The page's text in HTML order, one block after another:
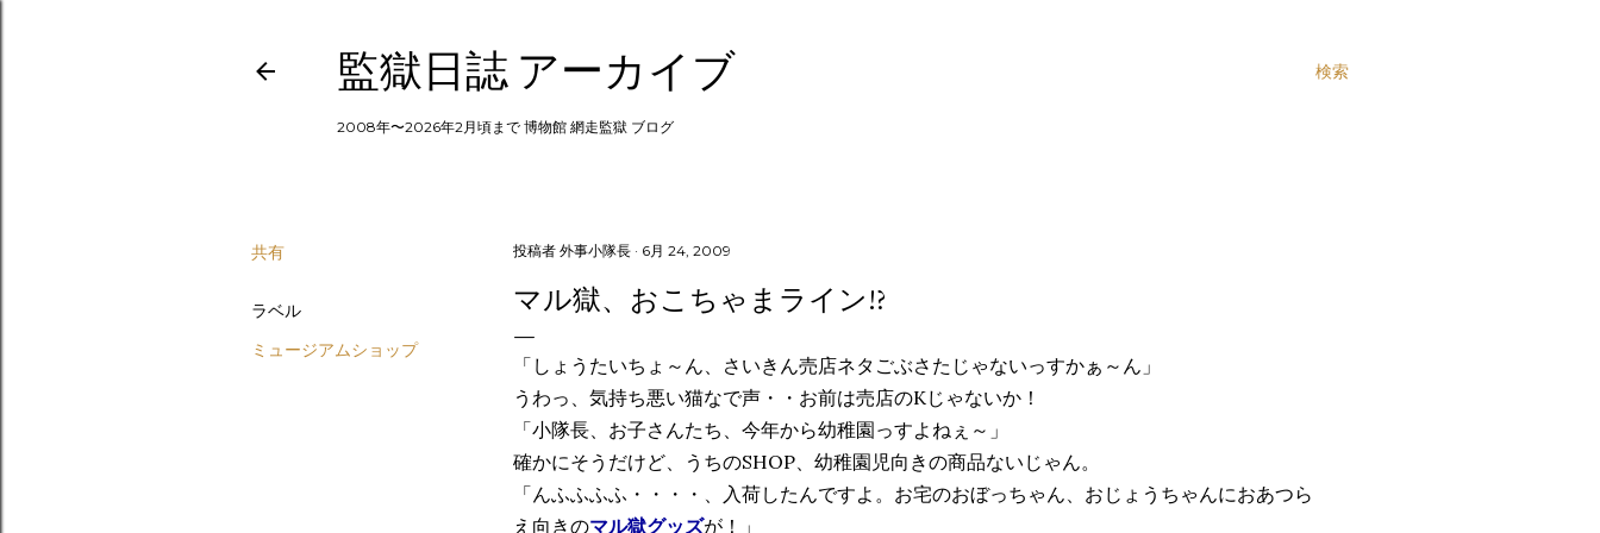
検索
監獄日誌 アーカイブ
2008年〜2026年2月頃まで 博物館 網走監獄 ブログ
共有
ラベル
ミュージアムショップ
投稿者 外事小隊長 6月 24, 2009
マル獄、おこちゃまライン!?
「しょうたいちょ～ん、さいきん売店ネタごぶさたじゃないっすかぁ～ん」
うわっ、気持ち悪い猫なで声・・お前は売店のKじゃないか！
「小隊長、お子さんたち、今年から幼稚園っすよねぇ～」
確かにそうだけど、うちのSHOP、幼稚園児向きの商品ないじゃん。
「んふふふふ・・・・、入荷したんですよ。お宅のおぼっちゃん、おじょうちゃんにおあつら
え向きのマル獄グッズが！」